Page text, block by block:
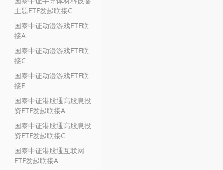
主题ETF发起联接C
国泰中证动漫游戏ETF联
接A
国泰中证动漫游戏ETF联
接C
国泰中证动漫游戏ETF联
接E
国泰中证港股通高股息投
资ETF发起联接A
国泰中证港股通高股息投
资ETF发起联接C
国泰中证港股通互联网
ETF发起联接A